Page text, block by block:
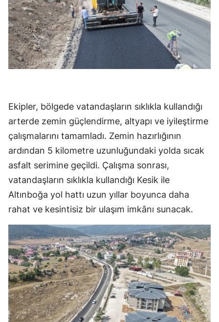
Ekipler, bölgede vatandaşların sıklıkla kullandığı
arterde zemin güçlendirme, altyapı ve iyileştirme
çalışmalarını tamamladı. Zemin hazırlığının
ardından 5 kilometre uzunluğundaki yolda sıcak
asfalt serimine geçildi. Çalışma sonrası,
vatandaşların sıklıkla kullandığı Kesik ile
Altınboğa yol hattı uzun yıllar boyunca daha
rahat ve kesintisiz bir ulaşım imkânı sunacak.